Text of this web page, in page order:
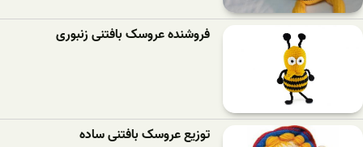
فروشنده عروسک بافتنی زنبوری
توزیع عروسک بافتنی ساده